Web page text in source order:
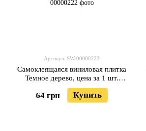
Артикул: SW-00000222
Самоклеящаяся виниловая плитка
Темное дерево, цена за 1 шт.
(СВП-004) Матовая SW-00000222
64 грн Купить